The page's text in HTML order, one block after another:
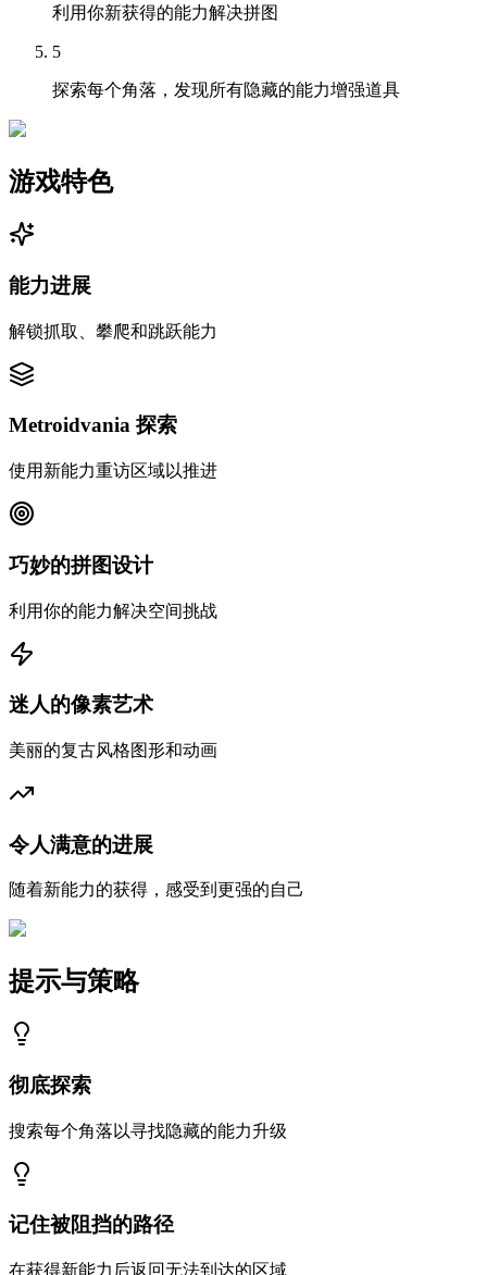
利用你新获得的能力解决拼图
5
探索每个角落，发现所有隐藏的能力增强道具
游戏特色
能力进展
解锁抓取、攀爬和跳跃能力
Metroidvania 探索
使用新能力重访区域以推进
巧妙的拼图设计
利用你的能力解决空间挑战
迷人的像素艺术
美丽的复古风格图形和动画
令人满意的进展
随着新能力的获得，感受到更强的自己
提示与策略
彻底探索
搜索每个角落以寻找隐藏的能力升级
记住被阻挡的路径
在获得新能力后返回无法到达的区域